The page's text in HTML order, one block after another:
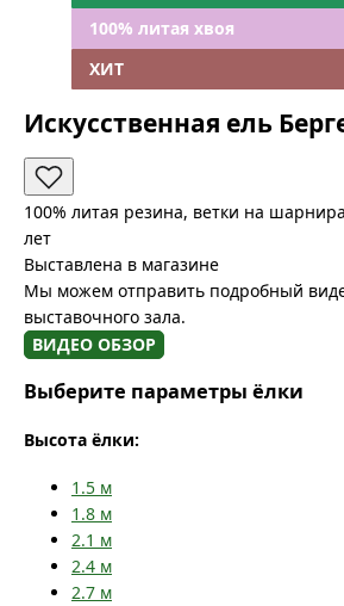
100% литая хвоя
ХИТ
Искусственная ель
100% литая резина, ветки на
лет
Выставлена в магазине
Мы можем отправить подробный
выставочного зала.
ВИДЕО ОБЗОР
Выберите параметры ёлки
Высота ёлки:
1.5 м
1.8 м
2.1 м
2.4 м
2.7 м